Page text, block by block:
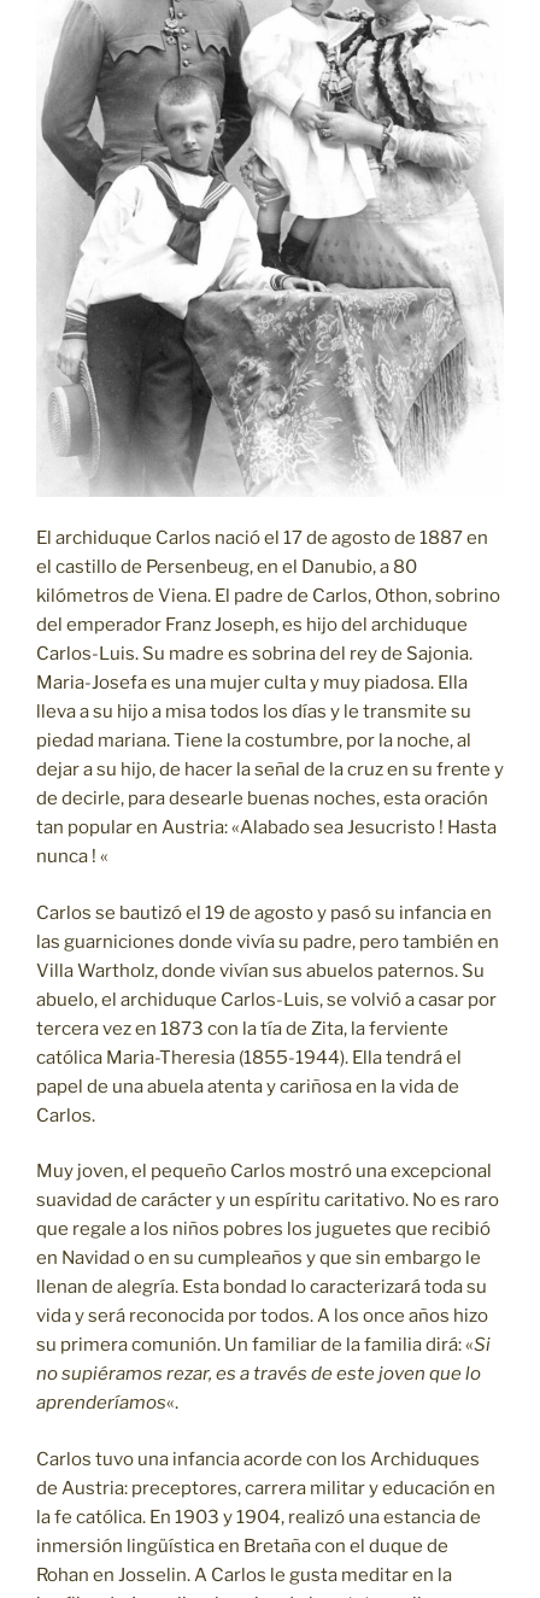
El archiduque Carlos nació el 17 de agosto de 1887 en
el castillo de Persenbeug, en el Danubio, a 80
kilómetros de Viena. El padre de Carlos, Othon, sobrino
del emperador Franz Joseph, es hijo del archiduque
Carlos-Luis. Su madre es sobrina del rey de Sajonia.
Maria-Josefa es una mujer culta y muy piadosa. Ella
lleva a su hijo a misa todos los días y le transmite su
piedad mariana. Tiene la costumbre, por la noche, al
dejar a su hijo, de hacer la señal de la cruz en su frente y
de decirle, para desearle buenas noches, esta oración
tan popular en Austria: «Alabado sea Jesucristo ! Hasta
nunca ! «
Carlos se bautizó el 19 de agosto y pasó su infancia en
las guarniciones donde vivía su padre, pero también en
Villa Wartholz, donde vivían sus abuelos paternos. Su
abuelo, el archiduque Carlos-Luis, se volvió a casar por
tercera vez en 1873 con la tía de Zita, la ferviente
católica Maria-Theresia (1855-1944). Ella tendrá el
papel de una abuela atenta y cariñosa en la vida de
Carlos.
Muy joven, el pequeño Carlos mostró una excepcional
suavidad de carácter y un espíritu caritativo. No es raro
que regale a los niños pobres los juguetes que recibió
en Navidad o en su cumpleaños y que sin embargo le
llenan de alegría. Esta bondad lo caracterizará toda su
vida y será reconocida por todos. A los once años hizo
su primera comunión. Un familiar de la familia dirá: «Si
no supiéramos rezar, es a través de este joven que lo
aprenderíamos«.
Carlos tuvo una infancia acorde con los Archiduques
de Austria: preceptores, carrera militar y educación en
la fe católica. En 1903 y 1904, realizó una estancia de
inmersión lingüística en Bretaña con el duque de
Rohan en Josselin. A Carlos le gusta meditar en la